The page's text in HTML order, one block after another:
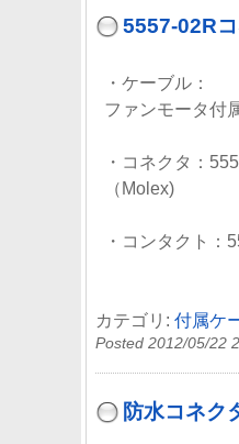
5557-02R
・ケーブル：
ファンモータ付
・コネクタ：
（Molex)
・コンタクト：
カテゴリ: 付属ケ
Posted 2012/05/22
防水コネク